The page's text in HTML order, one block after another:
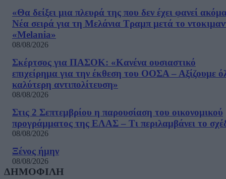
«Θα δείξει μια πλευρά της που δεν έχει φανεί
Νέα σειρά για τη Μελάνια Τραμπ μετά το
«Melania»
08/08/2026
Σκέρτσος για ΠΑΣΟΚ: «Κανένα ουσιαστικό
επιχείρημα για την έκθεση του ΟΟΣΑ – Αξίζουμε
καλύτερη αντιπολίτευση»
08/08/2026
Στις 2 Σεπτεμβρίου η παρουσίαση του οικονομικού
προγράμματος της ΕΛΑΣ – Τι περιλαμβάνει το
08/08/2026
Ξένος ήμην
08/08/2026
ΔΗΜΟΦΙΛΗ